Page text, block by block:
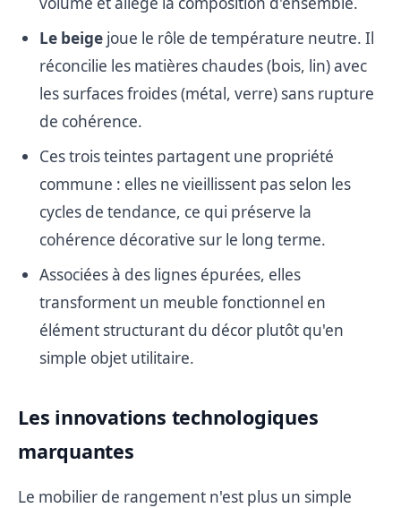
Le beige joue le rôle de température neutre. Il
réconcilie les matières chaudes (bois, lin) avec
les surfaces froides (métal, verre) sans rupture
de cohérence.
Ces trois teintes partagent une propriété
commune : elles ne vieillissent pas selon les
cycles de tendance, ce qui préserve la
cohérence décorative sur le long terme.
Associées à des lignes épurées, elles
transforment un meuble fonctionnel en
élément structurant du décor plutôt qu'en
simple objet utilitaire.
Les innovations technologiques
marquantes
Le mobilier de rangement n'est plus un simple